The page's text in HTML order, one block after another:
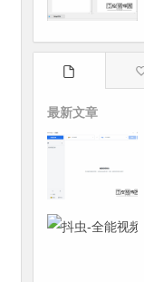
最新文章